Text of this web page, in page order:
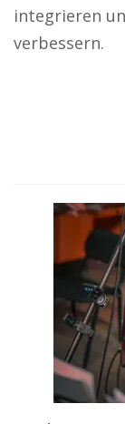
integrieren
verbessern.